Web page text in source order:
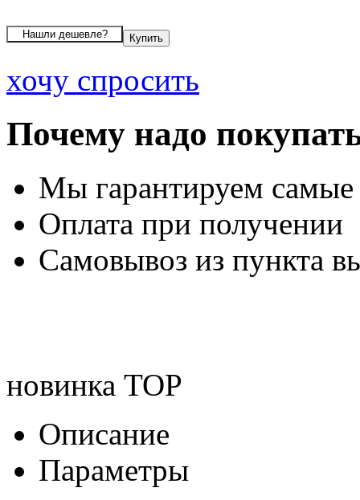
хочу спросить
Почему надо
Мы гарантируем
Оплата при получении
Самовывоз из пункта
новинка TOP
Описание
Параметры